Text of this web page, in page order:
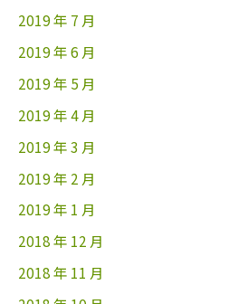
2019 年 7 月
2019 年 6 月
2019 年 5 月
2019 年 4 月
2019 年 3 月
2019 年 2 月
2019 年 1 月
2018 年 12 月
2018 年 11 月